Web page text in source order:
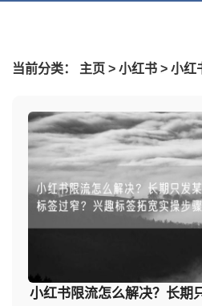
当前分类： 主页 > 小红书 > 小红
小红书限流怎么解决？长期